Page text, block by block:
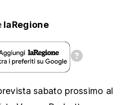
laRegione
sabato prossimo al